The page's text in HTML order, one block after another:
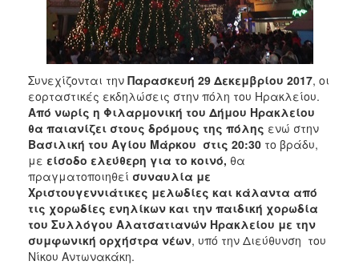
Συνεχίζονται την Παρασκευή 29 Δεκεμβρίου 2017, οι
εορταστικές εκδηλώσεις στην πόλη του Ηρακλείου.
Από νωρίς η Φιλαρμονική του Δήμου Ηρακλείου
θα παιανίζει στους δρόμους της πόλης ενώ στην
Βασιλική του Αγίου Μάρκου στις 20:30 το βράδυ,
με είσοδο ελεύθερη για το κοινό, θα
πραγματοποιηθεί συναυλία με
Χριστουγεννιάτικες μελωδίες και κάλαντα από
τις χορωδίες ενηλίκων και την παιδική χορωδία
του Συλλόγου Αλατσατιανών Ηρακλείου με την
συμφωνική ορχήστρα νέων, υπό την Διεύθυνση του
Νίκου Αντωνακάκη.